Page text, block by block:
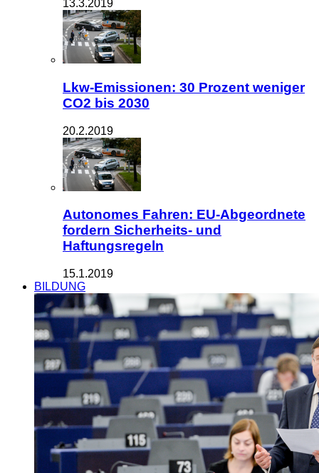
13.3.2019
Lkw-Emissionen: 30 Prozent weniger
CO2 bis 2030
20.2.2019
Autonomes Fahren: EU-Abgeordnete
fordern Sicherheits- und
Haftungsregeln
15.1.2019
BILDUNG